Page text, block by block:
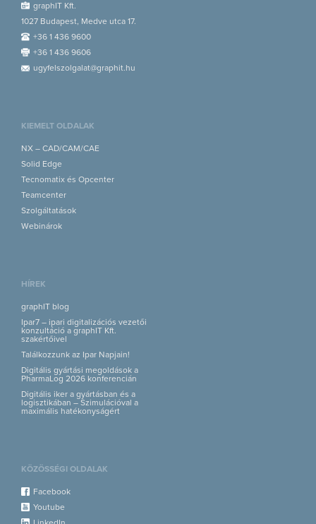
graphIT Kft.
1027 Budapest, Medve utca 17.
+36 1 436 9600
+36 1 436 9606
ugyfelszolgalat@graphit.hu
KIEMELT OLDALAK
NX – CAD/CAM/CAE
Solid Edge
Tecnomatix és Opcenter
Teamcenter
Szolgáltatások
Webinárok
HÍREK
graphIT blog
Ipar7 – ipari digitalizációs vezetői
konzultáció a graphIT Kft.
szakértőivel
Találkozzunk az Ipar Napjain!
Digitális gyártási megoldások a
PharmaLog 2026 konferencián
Digitális iker a gyártásban és a
logisztikában – Szimulációval a
maximális hatékonyságért
KÖZÖSSÉGI OLDALAK
Facebook
Youtube